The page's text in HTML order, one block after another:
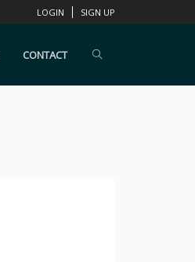
LOGIN SIGN UP
CONTACT